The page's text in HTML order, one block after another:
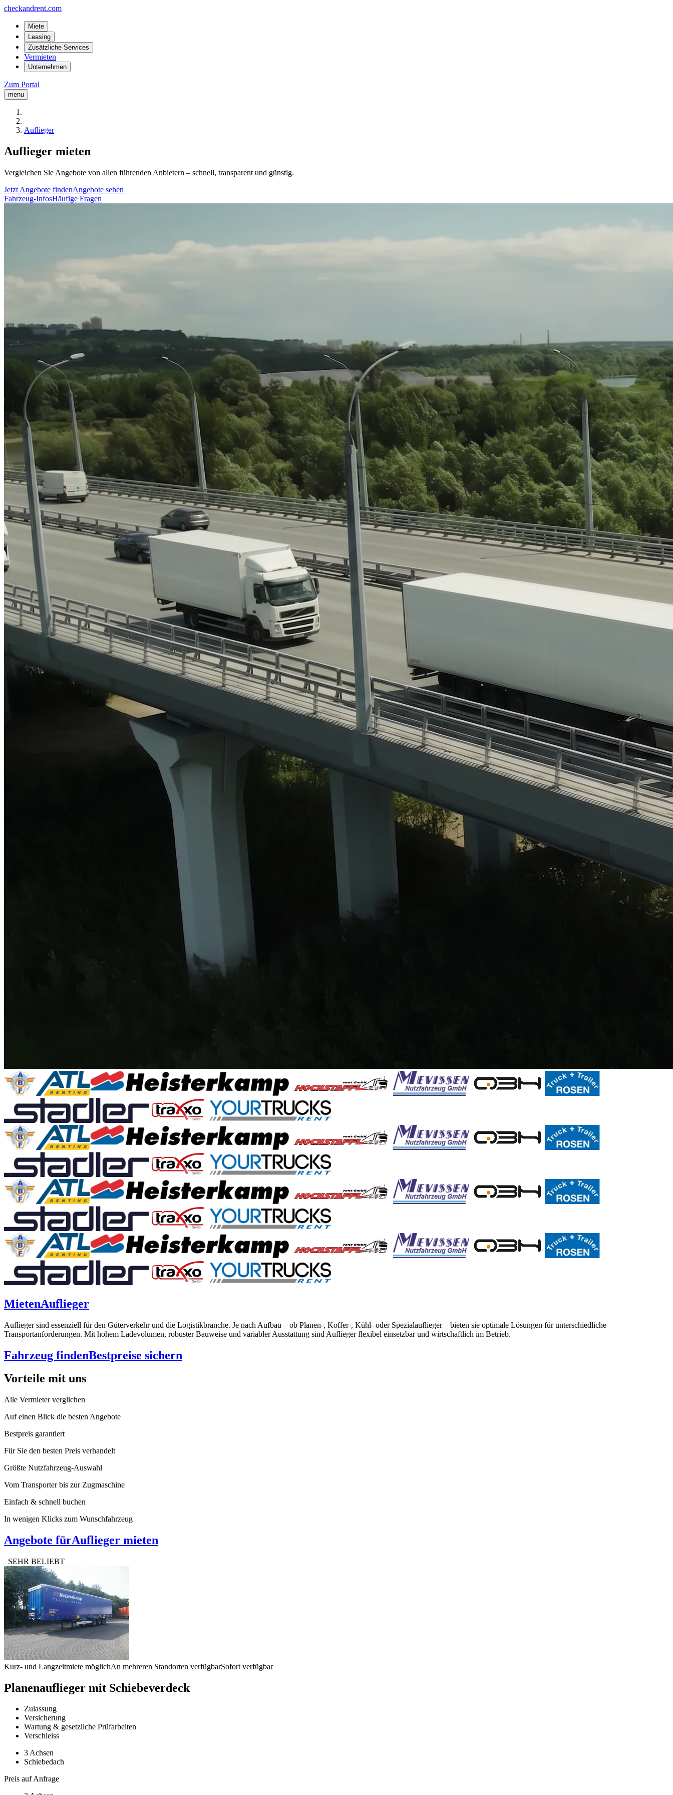
checkandrent.com
Miete
Leasing
Zusätzliche Services
Vermieten
Unternehmen
Zum Portal
menu
Auflieger
Auflieger mieten
Vergleichen Sie Angebote von allen führenden Anbietern – schnell, transparent und günstig.
Jetzt Angebote findenAngebote sehen
Fahrzeug-InfosHäufige Fragen
MietenAuflieger
Auflieger sind essenziell für den Güterverkehr und die Logistikbranche. Je nach Aufbau – ob Planen-, Koffer-, Kühl- oder Spezialauflieger – bieten sie optimale Lösungen für unterschiedliche
Transportanforderungen. Mit hohem Ladevolumen, robuster Bauweise und variabler Ausstattung sind Auflieger flexibel einsetzbar und wirtschaftlich im Betrieb.
Fahrzeug findenBestpreise sichern
Vorteile mit uns
Alle Vermieter verglichen
Auf einen Blick die besten Angebote
Bestpreis garantiert
Für Sie den besten Preis verhandelt
Größte Nutzfahrzeug-Auswahl
Vom Transporter bis zur Zugmaschine
Einfach & schnell buchen
In wenigen Klicks zum Wunschfahrzeug
Angebote fürAuflieger mieten
SEHR BELIEBT
Kurz- und Langzeitmiete möglichAn mehreren Standorten verfügbarSofort verfügbar
Planenauflieger mit Schiebeverdeck
Zulassung
Versicherung
Wartung & gesetzliche Prüfarbeiten
Verschleiss
3 Achsen
Schiebedach
Preis auf Anfrage